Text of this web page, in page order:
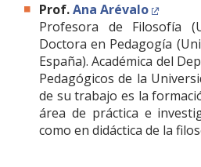
Prof.Ana Arévalo
Profesora de Filosofía
Doctora en Pedagogía
España). Académica del
Pedagógicos de la
de su trabajo es la
área de práctica e
como en didáctica de la